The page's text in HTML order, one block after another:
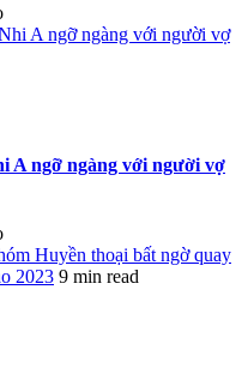
A ngỡ ngàng với người vợ
A ngỡ ngàng với người vợ
Huyền thoại bất ngờ quay
2023 9 min read